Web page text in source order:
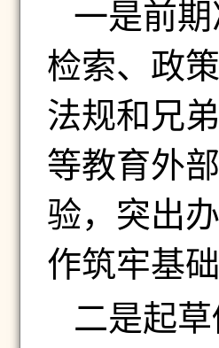
一是前
检索、政
法规和兄
等教育外
验，突出
作筑牢基础
二是起